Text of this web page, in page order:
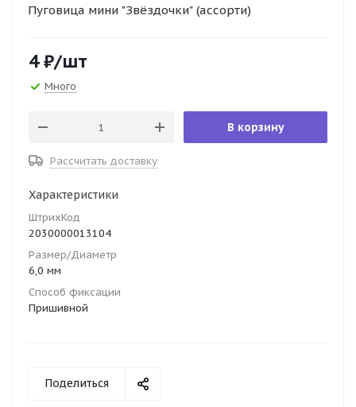
Пуговица мини "Звёздочки" (ассорти)
4₽/шт
Много
В корзину
Рассчитать доставку
Характеристики
ШтрихКод
2030000013104
Размер/Диаметр
6,0 мм
Способ фиксации
Пришивной
Поделиться